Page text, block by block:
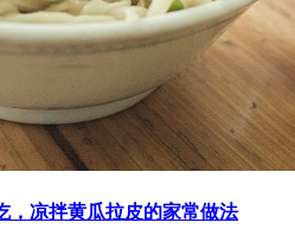
，凉拌黄瓜拉皮的家常做法